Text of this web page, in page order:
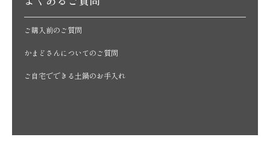
ご購入前のご質問
かまどさんについてのご質問
ご自宅でできる土鍋のお手入れ